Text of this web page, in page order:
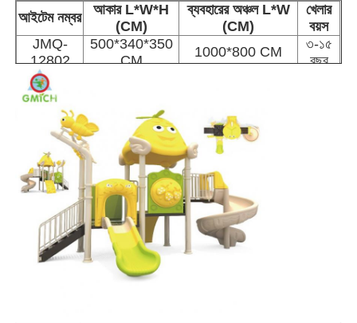
বাড়ি
আইটেম নম্বর
আকার L*W*H
(CM)
ব্যবহারের অঞ্চল L*W
(CM)
খেলার
বয়স
JMQ-
12802
500*340*350
CM
1000*800 CM
৩-১৫
বছর